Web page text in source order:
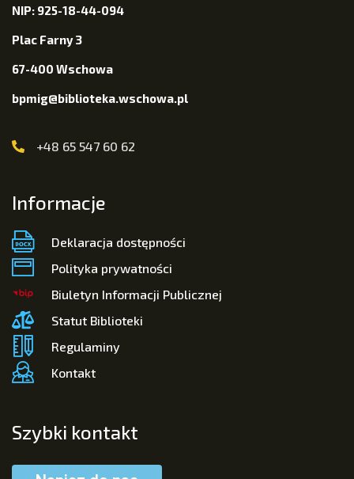
NIP: 925-18-44-094
Plac Farny 3
67-400 Wschowa
bpmig@biblioteka.wschowa.pl
+48 65 547 60 62
Informacje
Deklaracja dostępności
Polityka prywatności
Biuletyn Informacji Publicznej
Statut Biblioteki
Regulaminy
Kontakt
Szybki kontakt